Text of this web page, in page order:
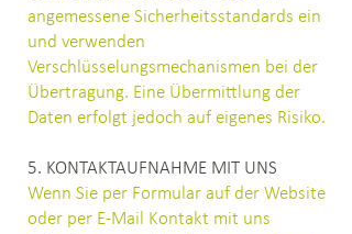
angemessene Sicherheitsstandards ein
und verwenden
Verschlüsselungsmechanismen bei der
Übertragung. Eine Übermittlung der
Daten erfolgt jedoch auf eigenes Risiko.
5. KONTAKTAUFNAHME MIT UNS
Wenn Sie per Formular auf der Website
oder per E-Mail Kontakt mit uns